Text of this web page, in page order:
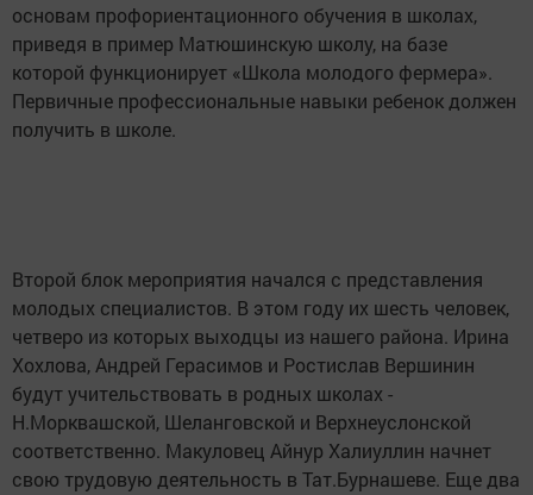
основам профориентационного обучения в школах,
приведя в пример Матюшинскую школу, на базе
которой функционирует «Школа молодого фермера».
Первичные профессиональные навыки ребенок должен
получить в школе.
Второй блок мероприятия начался с представления
молодых специалистов. В этом году их шесть человек,
четверо из которых выходцы из нашего района. Ирина
Хохлова, Андрей Герасимов и Ростислав Вершинин
будут учительствовать в родных школах -
Н.Морквашской, Шеланговской и Верхнеуслонской
соответственно. Макуловец Айнур Халиуллин начнет
свою трудовую деятельность в Тат.Бурнашеве. Еще два